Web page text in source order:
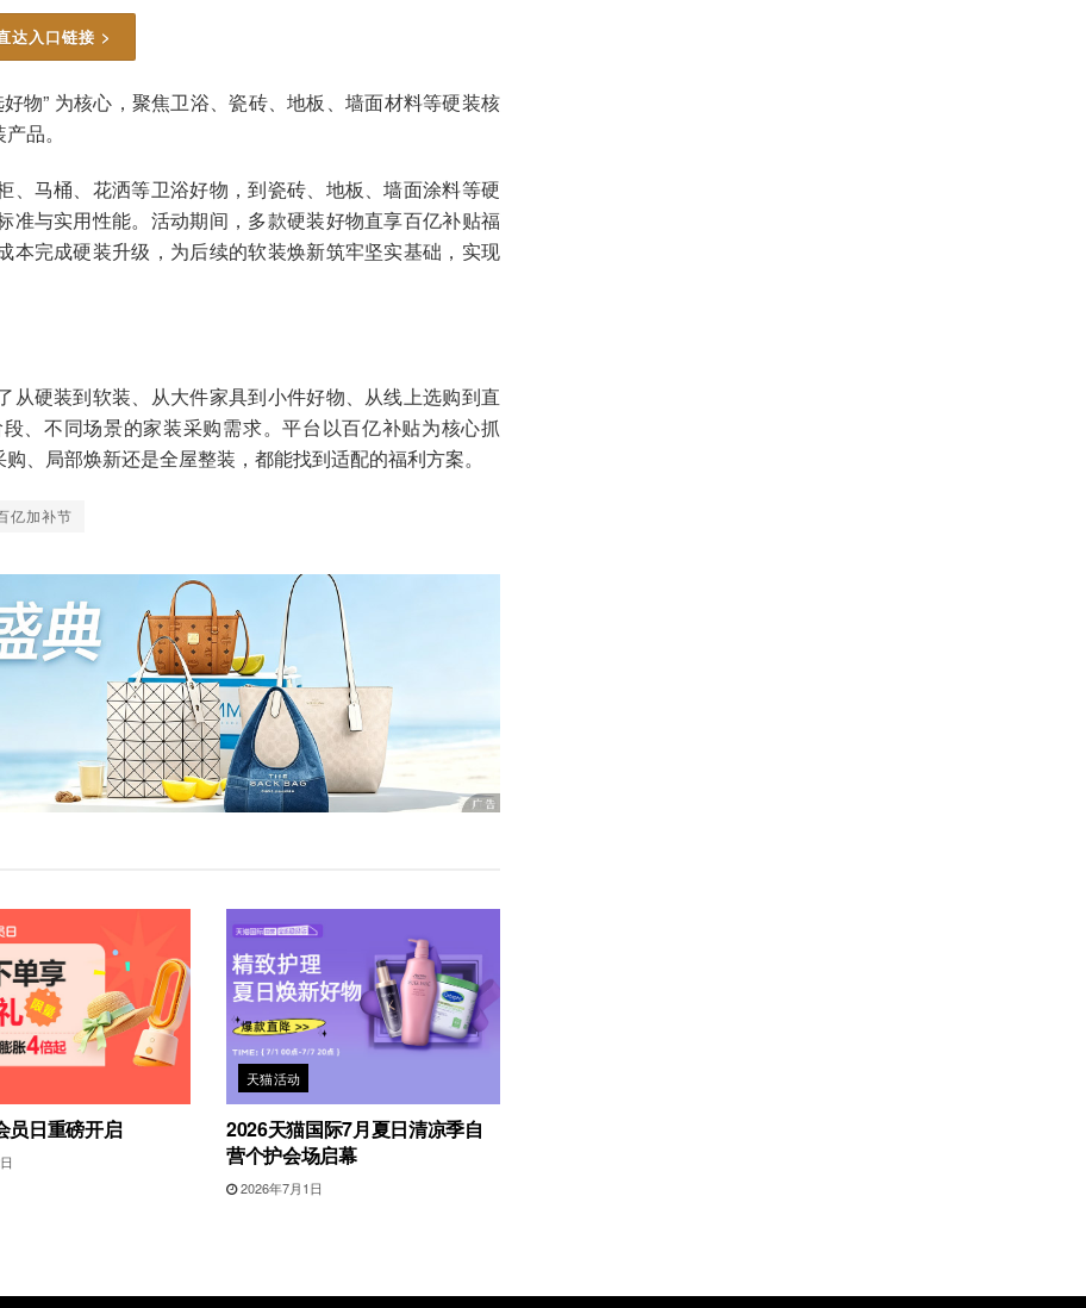
达入口链接 >
物” 为核心，聚焦卫浴、瓷砖、地板、墙面材料等硬装核
品。
马桶、花洒等卫浴好物，到瓷砖、地板、墙面涂料等硬
准与实用性能。活动期间，多款硬装好物直享百亿补贴福
本完成硬装升级，为后续的软装焕新筑牢坚实基础，实现
硬装到软装、从大件家具到小件好物、从线上选购到直
、不同场景的家装采购需求。平台以百亿补贴为核心抓
、局部焕新还是全屋整装，都能找到适配的福利方案。
亿加补节
员日重磅开启
天猫活动
2026天猫国际7月夏日清凉季自
营个护会场启幕
2026年7月1日